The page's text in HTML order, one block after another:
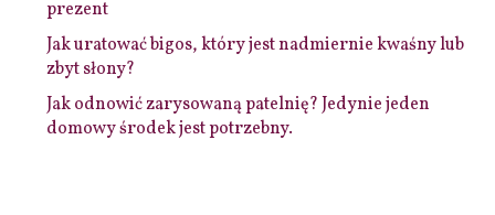
prezent
Jak uratować bigos, który jest nadmiernie kwaśny lub
zbyt słony?
Jak odnowić zarysowaną patelnię? Jedynie jeden
domowy środek jest potrzebny.